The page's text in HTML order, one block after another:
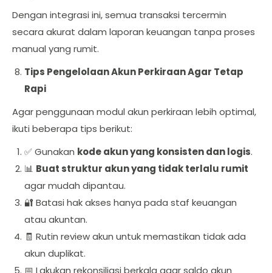
Dengan integrasi ini, semua transaksi tercermin
secara akurat dalam laporan keuangan tanpa proses
manual yang rumit.
Tips Pengelolaan Akun Perkiraan Agar Tetap
Rapi
Agar penggunaan modul akun perkiraan lebih optimal,
ikuti beberapa tips berikut:
✅ Gunakan kode akun yang konsisten dan logis.
📊 Buat struktur akun yang tidak terlalu rumit
agar mudah dipantau.
🔐 Batasi hak akses hanya pada staf keuangan
atau akuntan.
🧾 Rutin review akun untuk memastikan tidak ada
akun duplikat.
📅 Lakukan rekonsiliasi berkala agar saldo akun